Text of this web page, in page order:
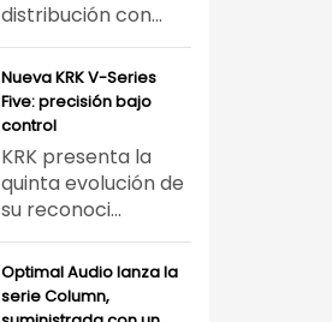
distribución con...
Nueva KRK V-Series
Five: precisión bajo
control
KRK presenta la
quinta evolución de
su reconoci...
Optimal Audio lanza la
serie Column,